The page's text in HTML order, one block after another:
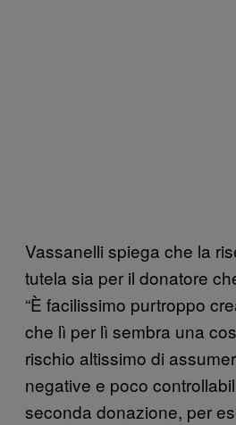
Vassanelli spiega che la
tutela sia per il donatore
“È facilissimo purtroppo
che lì per lì sembra una
rischio altissimo di
negative e poco
seconda donazione, per